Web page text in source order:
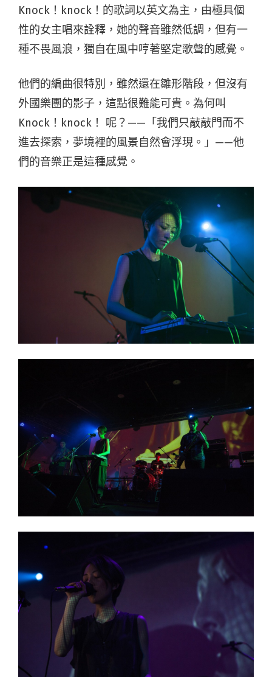
Knock！knock！的歌詞以英文為主，由極具個
性的女主唱來詮釋，她的聲音雖然低調，但有一
種不畏風浪，獨自在風中哼著堅定歌聲的感覺。
他們的編曲很特別，雖然還在雛形階段，但沒有
外國樂團的影子，這點很難能可貴。為何叫
Knock！knock！ 呢？——「我們只敲敲門而不
進去探索，夢境裡的風景自然會浮現。」——他
們的音樂正是這種感覺。